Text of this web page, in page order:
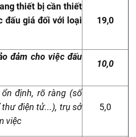
thiết bị cần thiết
đấu giá đối với loại
19,0
đảm cho việc đấu
10,0
định, rõ ràng (số
điện tử...), trụ sở
việc
5,0